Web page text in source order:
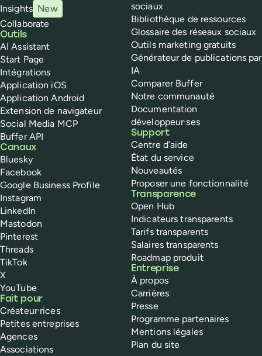
Insights New
Collaborate
Outils
AI Assistant
Start Page
Intégrations
Application iOS
Application Android
Extension de navigateur
Social Media MCP
Buffer API
Canaux
Bluesky
Facebook
Google Business Profile
Instagram
LinkedIn
Mastodon
Pinterest
Threads
TikTok
X
YouTube
Fait pour
Créateur·rices
Petites entreprises
Agences
Associations
sociaux
Bibliothèque de ressources
Glossaire des réseaux sociaux
Outils marketing gratuits
Générateur de publications par
IA
Comparer Buffer
Notre communauté
Documentation
développeur·ses
Support
Centre d’aide
État du service
Nouveautés
Proposer une fonctionnalité
Transparence
Open Hub
Indicateurs transparents
Tarifs transparents
Salaires transparents
Roadmap produit
Entreprise
À propos
Carrières
Presse
Programme partenaires
Mentions légales
Plan du site